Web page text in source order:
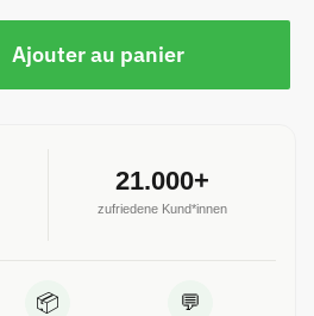
Ajouter au panier
21.000+
zufriedene Kund*innen
📦 💬